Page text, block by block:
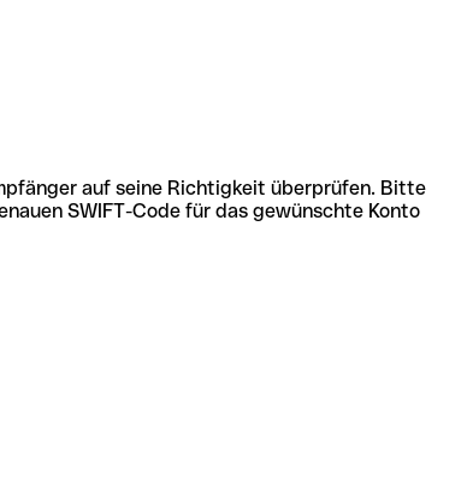
auf seine Richtigkeit überprüfen. Bitte
SWIFT-Code für das gewünschte Konto